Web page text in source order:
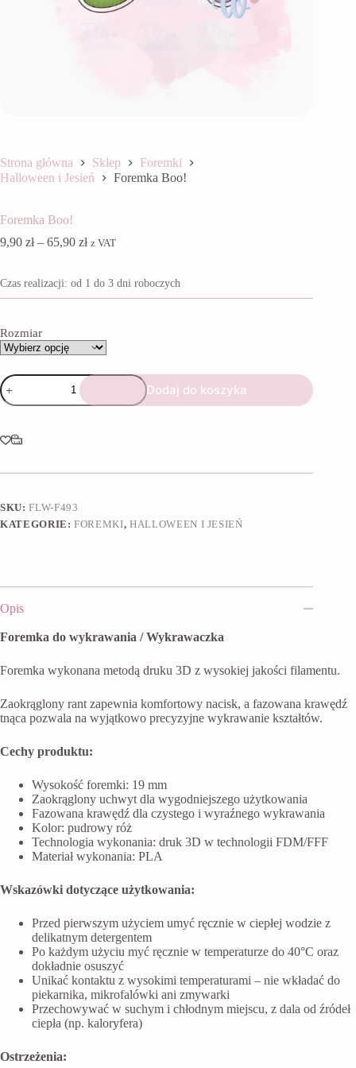
Strona główna Sklep
Foremki
Halloween i Jesień
Foremka Boo!
Foremka Boo!
9,90 zł – 65,90 złZakres
9,90 zł
do
z VAT
Czas realizacji: od 1 do 3 dni roboczych
Rozmiar
ilość
Foremka
Boo!
Dodaj do koszyka
SKU:FLW-F493
KATEGORIE:FOREMKI,HALLOWEEN I JESIEŃ
Opis
Foremka do wykrawania / Wykrawaczka
Foremka wykonana metodą druku 3D z wysokiej jakości filamentu.
Zaokrąglony rant zapewnia komfortowy nacisk, a fazowana krawędź
tnąca pozwala na wyjątkowo precyzyjne wykrawanie kształtów.
Cechy produktu:
Wysokość foremki: 19 mm
Zaokrąglony uchwyt dla wygodniejszego użytkowania
Fazowana krawędź dla czystego i wyraźnego wykrawania
Kolor: pudrowy róż
Technologia wykonania: druk 3D w technologii FDM/FFF
Materiał wykonania: PLA
Wskazówki dotyczące użytkowania:
Przed pierwszym użyciem umyć ręcznie w ciepłej wodzie z
delikatnym detergentem
Po każdym użyciu myć ręcznie w temperaturze do 40°C oraz
dokładnie osuszyć
Unikać kontaktu z wysokimi temperaturami – nie wkładać do
piekarnika, mikrofalówki ani zmywarki
Przechowywać w suchym i chłodnym miejscu, z dala od źródeł
ciepła (np. kaloryfera)
Ostrzeżenia: